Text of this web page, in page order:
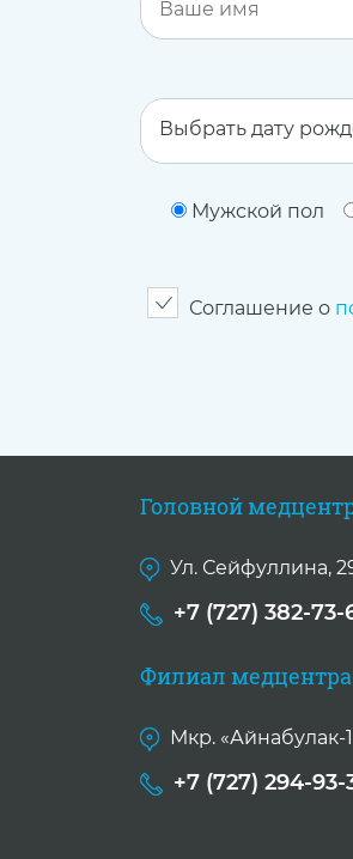
Мужской пол
Соглашение о
Головной
Ул. Сейфуллина,
+7 (727) 382-73-
Филиал медцентра
Мкр. «Айнабулак-
+7 (727) 294-93-